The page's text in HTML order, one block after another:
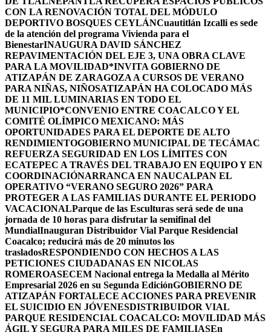
CON LA RENOVACIÓN TOTAL DEL MÓDULO
DEPORTIVO BOSQUES CEYLÁNCuautitlán Izcalli es sede
de la atención del programa Vivienda para el
BienestarINAUGURA DAVID SÁNCHEZ
REPAVIMENTACIÓN DEL EJE 3, UNA OBRA CLAVE
PARA LA MOVILIDAD*INVITA GOBIERNO DE
ATIZAPÁN DE ZARAGOZA A CURSOS DE VERANO
PARA NIÑAS, NIÑOSATIZAPÁN HA COLOCADO MÁS
DE 11 MIL LUMINARIAS EN TODO EL
MUNICIPIO*CONVENIO ENTRE COACALCO Y EL
COMITÉ OLÍMPICO MEXICANO: MÁS
OPORTUNIDADES PARA EL DEPORTE DE ALTO
RENDIMIENTOGOBIERNO MUNICIPAL DE TECÁMAC
REFUERZA SEGURIDAD EN LOS LÍMITES CON
ECATEPEC A TRAVÉS DEL TRABAJO EN EQUIPO Y EN
COORDINACIÓNARRANCA EN NAUCALPAN EL
OPERATIVO “VERANO SEGURO 2026” PARA
PROTEGER A LAS FAMILIAS DURANTE EL PERIODO
VACACIONALParque de las Esculturas será sede de una
jornada de 10 horas para disfrutar la semifinal del
MundialInauguran Distribuidor Vial Parque Residencial
Coacalco; reducirá más de 20 minutos los
trasladosRESPONDIENDO CON HECHOS A LAS
PETICIONES CIUDADANAS EN NICOLAS
ROMEROASECEM Nacional entrega la Medalla al Mérito
Empresarial 2026 en su Segunda EdiciónGOBIERNO DE
ATIZAPÁN FORTALECE ACCIONES PARA PREVENIR
EL SUICIDIO EN JÓVENESDISTRIBUIDOR VIAL
PARQUE RESIDENCIAL COACALCO: MOVILIDAD MÁS
ÁGIL Y SEGURA PARA MILES DE FAMILIASEn